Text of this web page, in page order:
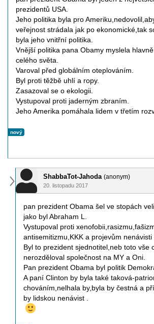
prezidentů USA.
Jeho politika byla pro
veřejnost strádala jak po ekonomické,tak
byla jeho vnitřní politika.
Vnější politika pana Obamy myslela
celého světa.
Varoval před globálním oteplováním.
Byl proti těžbě uhlí a ropy.
Zasazoval se o ekologii.
Vystupoval proti jaderným zbraním.
Jeho Amerika pomáhala lidem v třetím
nový
ShabbaTot-Jahoda (anonym)
20. listopadu 2017
pan prezident Obama šel ve stopách
jako byl Abraham L.
Vystupoval proti
antisemitizmu,KKK a projevům nenávisti
Byl to prezident sjednotitel,neb toto vše
nerozděloval společnost na MY a Oni.
Pan prezident Obama byl politik
A paní Clinton by byla také taková-
chováním,nelhala by,byla by čestná a
by lidskou nenávist .